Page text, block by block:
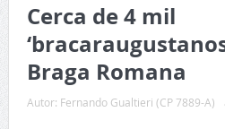
Cerca de 4 mil
Braga Romana
Autor: Fernando Gualtieri (CP 7889-A)